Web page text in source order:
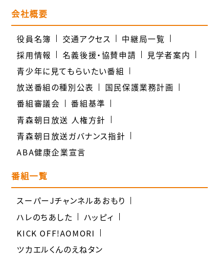
会社概要
役員名簿 交通アクセス
中継局一覧
採用情報
名義後援・協賛申請
見学者案内
青少年に見てもらいたい番組
放送番組の種別公表
国民保護業務計画
番組審議会
番組基準
青森朝日放送 人権方針
青森朝日放送ガバナンス指針
ABA健康企業宣言
番組一覧
スーパーJチャンネルあおもり
ハレのちあした
ハッピィ
KICK OFF!AOMORI
ツカエルくんのえねタン